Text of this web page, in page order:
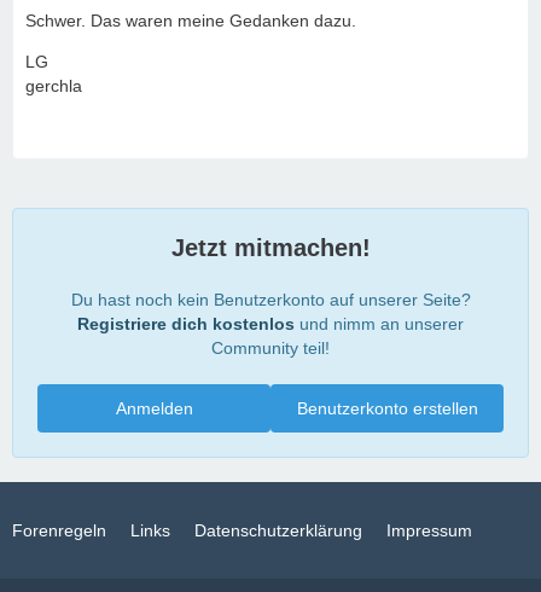
Schwer. Das waren meine Gedanken dazu.
LG
gerchla
Jetzt mitmachen!
Du hast noch kein Benutzerkonto auf unserer Seite?
Registriere dich kostenlos und nimm an unserer
Community teil!
Benutzerkonto erstellen
Anmelden
Forenregeln Links Datenschutzerklärung Impressum